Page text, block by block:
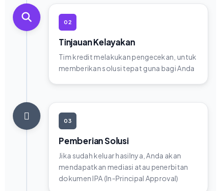
02
Tinjauan Kelayakan
Tim kredit melakukan pengecekan, untuk
memberikan solusi tepat guna bagi Anda
03
Pemberian Solusi
Jika sudah keluar hasilnya, Anda akan
mendapatkan mediasi atau penerbitan
dokumen IPA (In-Principal Approval)